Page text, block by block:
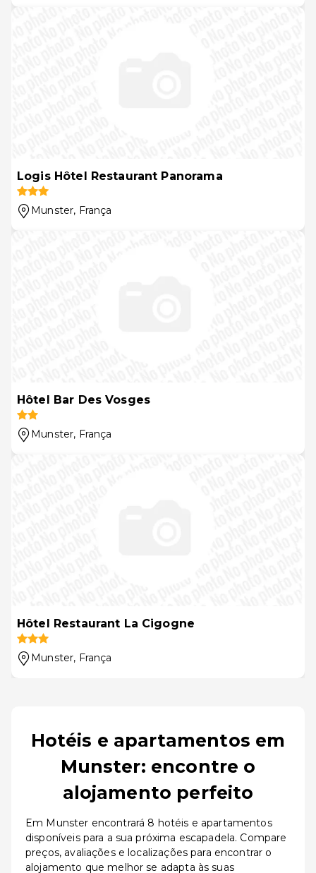
Logis Hôtel Restaurant Panorama
Munster, França
Hôtel Bar Des Vosges
Munster, França
Hôtel Restaurant La Cigogne
Munster, França
Hotéis e apartamentos em
Munster: encontre o
alojamento perfeito
Em Munster encontrará 8 hotéis e apartamentos
disponíveis para a sua próxima escapadela. Compare
preços, avaliações e localizações para encontrar o
alojamento que melhor se adapta às suas